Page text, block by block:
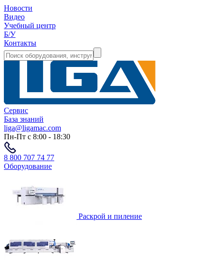
Новости
Видео
Учебный центр
Б/У
Контакты
Сервис
База знаний
liga@ligamac.com
Пн-Пт с 8:00 - 18:30
8 800 707 74 77
Оборудование
Раскрой и пиление